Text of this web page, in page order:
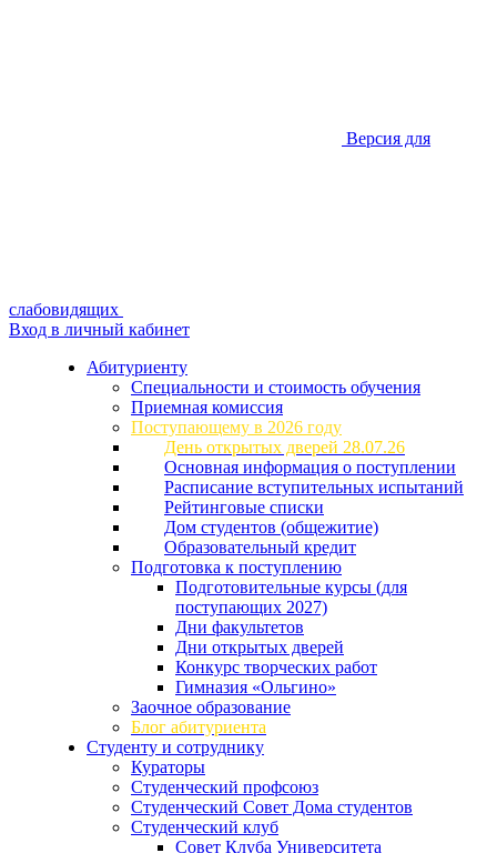
Версия для
слабовидящих
Вход в личный кабинет
Абитуриенту
Специальности и стоимость обучения
Приемная комиссия
Поступающему в 2026 году
День открытых дверей 28.07.26
Основная информация о поступлении
Расписание вступительных испытаний
Рейтинговые списки
Дом студентов (общежитие)
Образовательный кредит
Подготовка к поступлению
Подготовительные курсы (для
поступающих 2027)
Дни факультетов
Дни открытых дверей
Конкурс творческих работ
Гимназия «Ольгино»
Заочное образование
Блог абитуриента
Студенту и сотруднику
Кураторы
Студенческий профсоюз
Студенческий Совет Дома студентов
Студенческий клуб
Совет Клуба Университета